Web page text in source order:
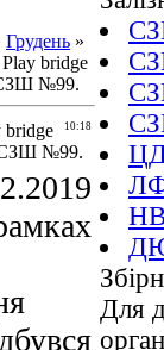
Грудень »
bridge
№99.
10:18
№99.
Для